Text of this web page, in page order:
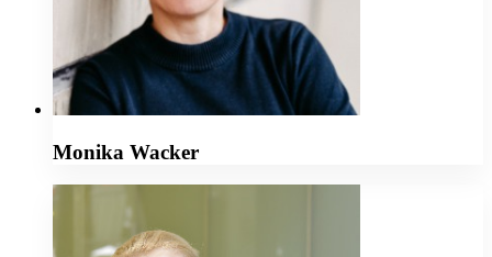
Monika Wacker